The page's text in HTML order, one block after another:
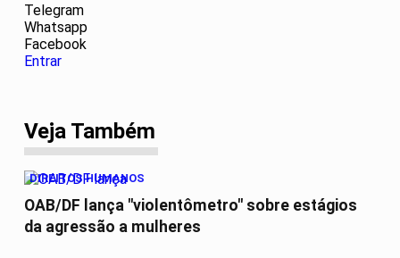
Telegram
Whatsapp
Facebook
Entrar
Veja Também
DIREITOS HUMANOS
OAB/DF lança "violentômetro" sobre estágios
da agressão a mulheres